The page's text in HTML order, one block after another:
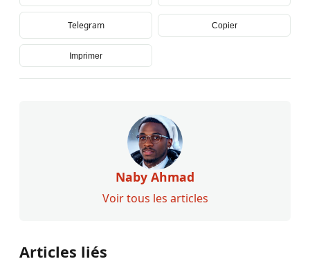
Telegram Copier
Imprimer
Naby Ahmad
Voir tous les articles
Articles liés